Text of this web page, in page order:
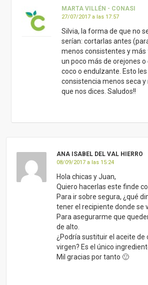
MARTA VILLÉN - CONASI
27/07/2017 a las 17:57
Silvia, la forma de que no
serían: cortarlas antes
menos consistentes y más
un poco más de orejones
coco o endulzante. Esto
consistencia menos seca y
que nos dices. Saludos!!
ANA ISABEL DEL VAL HIERRO
08/09/2017 a las 15:24
Hola chicas y Juan,
Quiero hacerlas este finde
Para ir sobre segura, ¿qué
tener el recipiente donde se
Para asegurarme que
de alto.
¿Podría sustituir el aceite de
virgen? Es el único
Mil gracias por tanto 🙂